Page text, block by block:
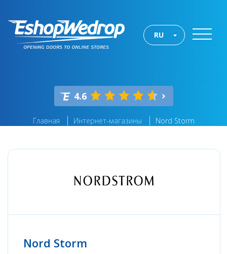
RU
4.6
Главная Интернет-магазины Nord Storm
Nord Storm